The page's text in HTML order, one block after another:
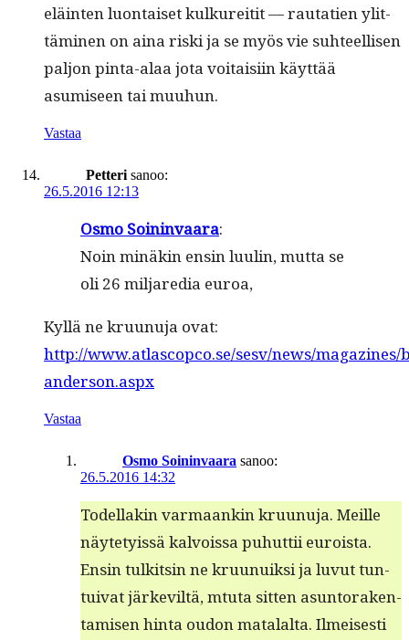
eläin­ten luon­taiset kulkure­itit — rauta­tien ylit­
tämi­nen on aina ris­ki ja se myös vie suh­teel­lisen
paljon pin­ta-alaa jota voitaisi­in käyt­tää
asumiseen tai muuhun.
Vastaa
Petteri sanoo:
26.5.2016 12:13
Osmo Soin­in­vaara:
Noin minäkin ensin luulin, mut­ta se
oli 26 mil­jare­dia euroa,
Kyl­lä ne kru­unu­ja ovat:
http://www.atlascopco.se/sesv/news/
anderson.aspx
Vastaa
Osmo Soininvaara sanoo:
26.5.2016 14:32
Todel­lakin var­maankin kru­unu­ja. Meille
näyte­tyis­sä kalvois­sa puhut­tii euroista.
Ensin tulk­itsin ne kru­unuik­si ja luvut tun­
tu­i­v­at järkeviltä, mtu­ta sit­ten asun­torak­en­
tamisen hin­ta oudon mata­lal­ta. Ilmeis­es­ti